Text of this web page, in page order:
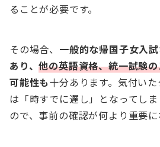
ることが必要です。
その場合、 一般的な帰国子女入
あり、他の英語資格、統一試験
可能性も十分あります。気付い
は「時すでに遅し」となってし
ので、事前の確認が何より重要に